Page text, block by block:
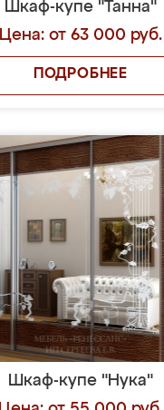
Шкаф-купе "Танна"
Цена: от 63 000 руб.
ПОДРОБНЕЕ
Шкаф-купе "Нука"